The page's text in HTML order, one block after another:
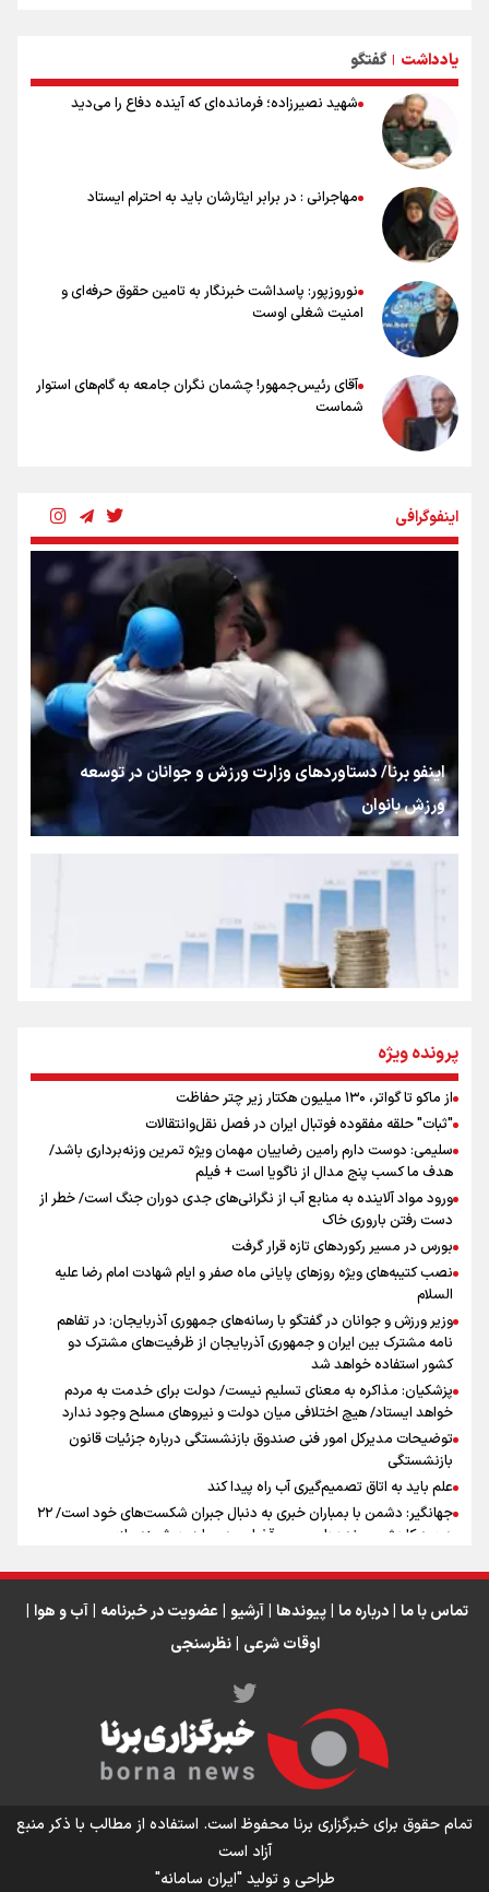
۳۴۰ میلیون دلار تسهیلات برای بازسازی صنایع آسیب‌دیده اختصاص
می‌یابد
رسانه ستون پنجم اکوسیستم قدرت‌بنیان
هدف‌گذاری پرداخت ۳۰ هزار وام اشتغال تا پایان سال
استقبال ۳ هزار جوان از کارگاه‌های مهارت‌آموزی در ۲۵۰ شهرستان کشور
شوک بزرگ برای لیونل مسی!
سخنگوی سپاه: بازگشایی تنگۀ هرمز منوط به پذیرش شروط ایران از سوی
آمریکاست و ارتباطی به مذاکرات ایران و عمان ندارد
یادداشت | گفتگو
شهید نصیرزاده؛ فرمانده‌ای که آینده دفاع را می‌دید
مهاجرانی : در برابر ایثارشان باید به احترام ایستاد
نوروزپور: پاسداشت خبرنگار به تامین حقوق حرفه‌ای و
امنیت شغلی اوست
آقای رئیس‌جمهور! چشمان نگران جامعه به گام‌های استوار
شماست
بنزین؛ تدبیری برای حفظ امنیت انرژی
«هورامان»؛ میراثی که جهان را شیفته کرد
شکستگیِ بزرگ؛ روایتِ یک استخوان، یک نسل، یک توهم!
رسانه ملی و حق مردم برای شنیدن صدای رئیس‌جمهوری
روایت ایران از کنار مردم
جمله‌ای که بغض چهارماهه را شکست؛ «آهای مردم، آقا از
تهران رفتند»
سه حسرتی که به دلم ماند
اینفوگرافی
اینفو برنا/ دستاوردهای وزارت ورزش و جوانان در توسعه
ورزش بانوان
اینفو برنا/ میزان مالیات بر ارزش افزوده چقدر است؟
اینفو برنا / ۴ مسیر اصلی پیاده روی اربعین در عراق
اینفو برنا / توصیه‌هایی طلایی برای پیاده روی اربعین
پرونده ویژه
از ماکو تا گواتر، ۱۳۰ میلیون هکتار زیر چتر حفاظت
"ثبات" حلقه مفقوده فوتبال ایران در فصل نقل‌وانتقالات
سلیمی: دوست دارم رامین رضاییان مهمان ویژه تمرین وزنه‌برداری باشد/
هدف ما کسب پنج مدال از ناگویا است + فیلم
ورود مواد آلاینده به منابع آب از نگرانی‌های جدی دوران جنگ است/ خطر از
دست رفتن باروری خاک
بورس در مسیر رکوردهای تازه قرار گرفت
نصب کتیبه‌های ویژه روزهای پایانی ماه صفر و ایام شهادت امام رضا علیه
السلام
وزیر ورزش و جوانان در گفتگو با رسانه‌های جمهوری آذربایجان: در تفاهم
نامه مشترک بین ایران و جمهوری آذربایجان از ظرفیت‌های مشترک دو
کشور استفاده خواهد شد
پزشکیان: مذاکره به معنای تسلیم نیست/ دولت برای خدمت به مردم
خواهد ایستاد/ هیچ اختلافی میان دولت و نیروهای مسلح وجود ندارد
توضیحات مدیرکل امور فنی صندوق بازنشستگی درباره جزئیات قانون
بازنشستگی
علم باید به اتاق تصمیم‌گیری آب راه پیدا کند
جهانگیر: دشمن با بمباران خبری به دنبال جبران شکست‌های خود است/ ۲۲
درصد کاهش پرونده‌های مسن قضایی در سایه هوشمندسازی
فرهنگی باشد، نه فقط مخاطب آن
تماس با ما | درباره ما | پیوندها | آرشیو | عضویت در خبرنامه | آب و هوا |
اوقات شرعی | نظرسنجی
تمام حقوق برای خبرگزاری برنا محفوظ است. استفاده از مطالب با ذکر منبع
آزاد است
طراحی و تولید"ایران سامانه"